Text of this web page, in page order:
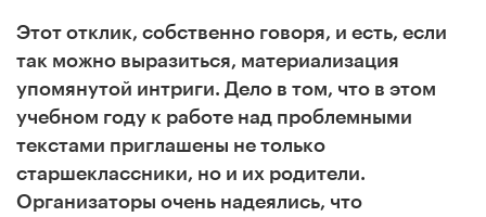
Этот отклик, собственно говоря, и есть, если
так можно выразиться, материализация
упомянутой интриги. Дело в том, что в этом
учебном году к работе над проблемными
текстами приглашены не только
старшеклассники, но и их родители.
Организаторы очень надеялись, что